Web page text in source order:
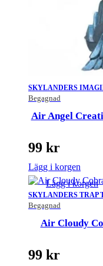
SKYLANDERS
Begagnad
Air Angel
99 kr
Lägg i korgen
SKYLANDERS TRAP
Begagnad
Lägg i korgen
Air Cloudy
99 kr